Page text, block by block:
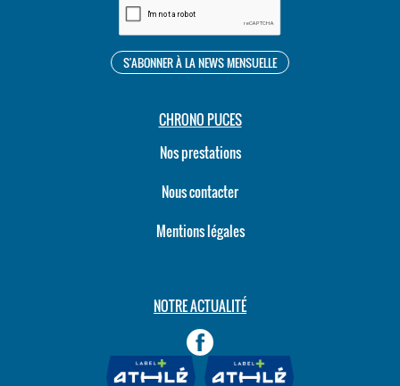
CHRONO PUCES
Nos prestations
Nous contacter
Mentions légales
NOTRE ACTUALITÉ